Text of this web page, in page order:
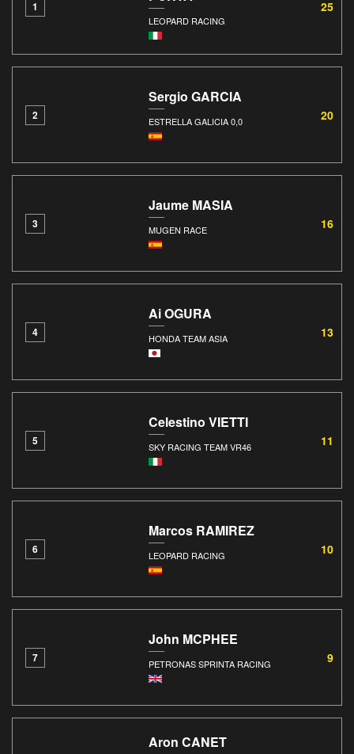
1
LEOPARD RACING
25
2
Sergio GARCIA
ESTRELLA GALICIA 0,0 20
3
Jaume MASIA
MUGEN RACE 16
4
Ai OGURA
HONDA TEAM ASIA 13
5
Celestino VIETTI
SKY RACING TEAM VR46 11
6
Marcos RAMIREZ
LEOPARD RACING 10
7
John MCPHEE
PETRONAS SPRINTA RACING 9
Aron CANET